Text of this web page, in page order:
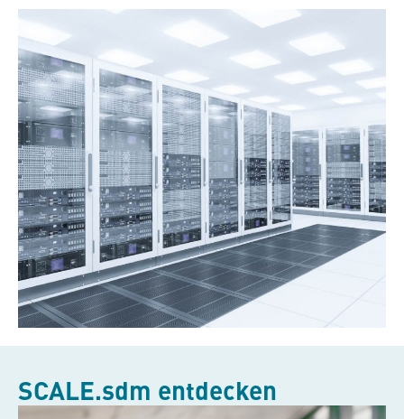
SCALE.sdm entdecken